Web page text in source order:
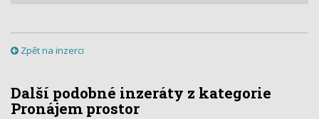
Zpět na inzerci
Další podobné inzeráty z kategorie
Pronájem prostor